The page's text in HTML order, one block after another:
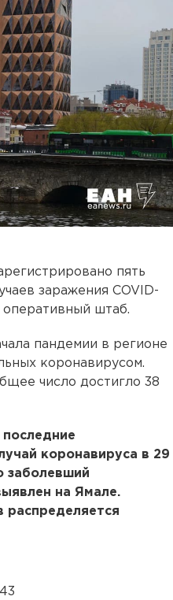
пять
заражения COVID-
штаб.
пандемии в регионе
коронавирусом.
число достигло 38
последние
коронавируса в 29
заболевший
на Ямале.
распределяется